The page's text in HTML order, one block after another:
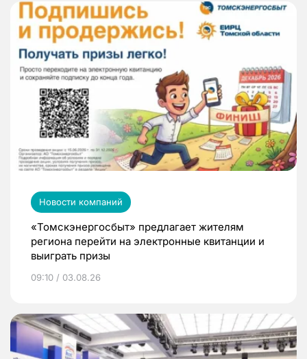
Новости компаний
«Томскэнергосбыт» предлагает жителям
региона перейти на электронные квитанции и
выиграть призы
09:10 / 03.08.26